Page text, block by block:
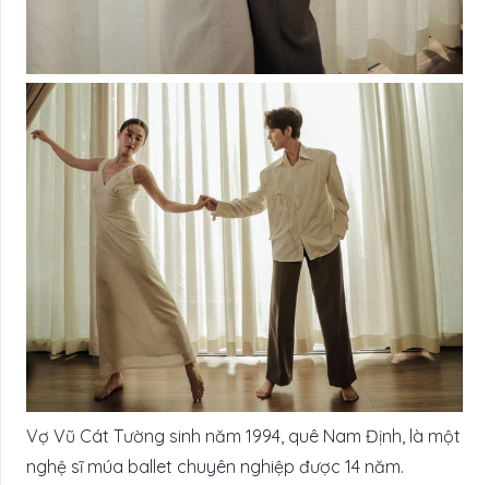
Vợ Vũ Cát Tường sinh năm 1994, quê Nam Định, là một
nghệ sĩ múa ballet chuyên nghiệp được 14 năm.